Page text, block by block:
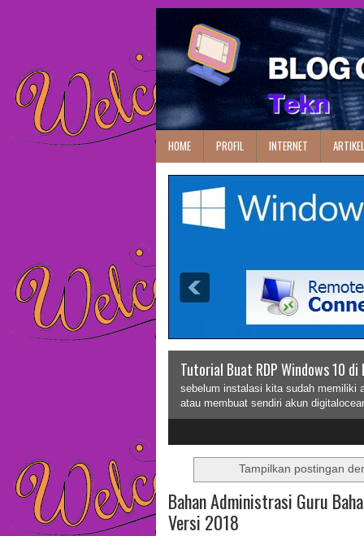
HOME PROFIL INTERNET ARTIKEL
Tutorial Buat RDP Windows 10
sebelum instalasi kita sudah memiliki
atau membuat sendiri akun
Tampilkan postingan
Bahan Administrasi Guru
Versi 2018